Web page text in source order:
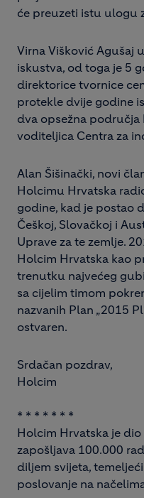
će preuzeti istu ulogu
Virna Višković Agušaj
iskustva, od toga je 5
direktorice tvornice
protekle dvije godine
dva opsežna
voditeljica Centra za
Alan Šišinački, novi
Holcimu Hrvatska
godine, kad je postao
Češkoj, Slovačkoj i
Uprave za te zemlje.
Holcim Hrvatska kao
trenutku najvećeg
sa cijelim timom
nazvanih Plan „2015
ostvaren.
Srdačan pozdrav,
Holcim
* * * * * * *
Holcim Hrvatska je
zapošljava 100.000
diljem svijeta,
poslovanje na